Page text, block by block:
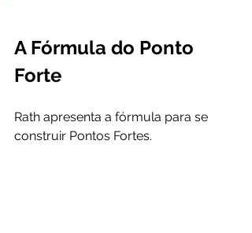
A Fórmula do Ponto
Forte
Rath apresenta a fórmula para se
construir Pontos Fortes.